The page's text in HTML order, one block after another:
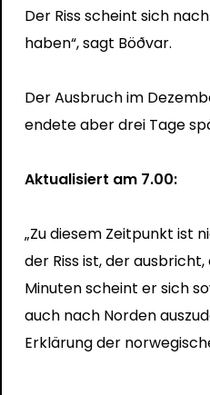
Der Riss scheint sich
haben“, sagt Böðvar.
Der Ausbruch im
endete aber drei Tage
Aktualisiert am 7.00:
„Zu diesem Zeitpunkt ist
der Riss ist, der
Minuten scheint er sich
auch nach Norden
Erklärung der